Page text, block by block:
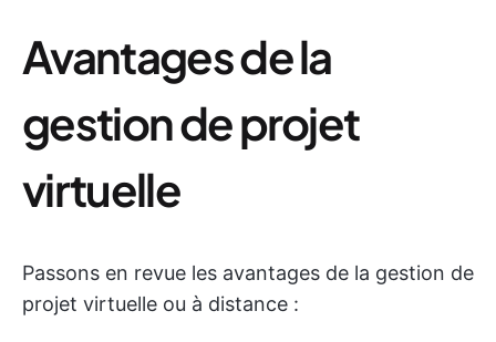
Avantages de la
gestion de projet
virtuelle
Passons en revue les avantages de la gestion de
projet virtuelle ou à distance :